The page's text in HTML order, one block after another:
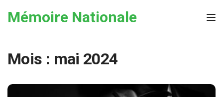
Mémoire Nationale
Mois : mai 2024